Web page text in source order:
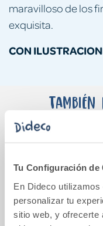
Tu Configuración de
En Dideco
personalizar tu
sitio web, y ofrecerte
maravilloso de los
exquisita.
CON